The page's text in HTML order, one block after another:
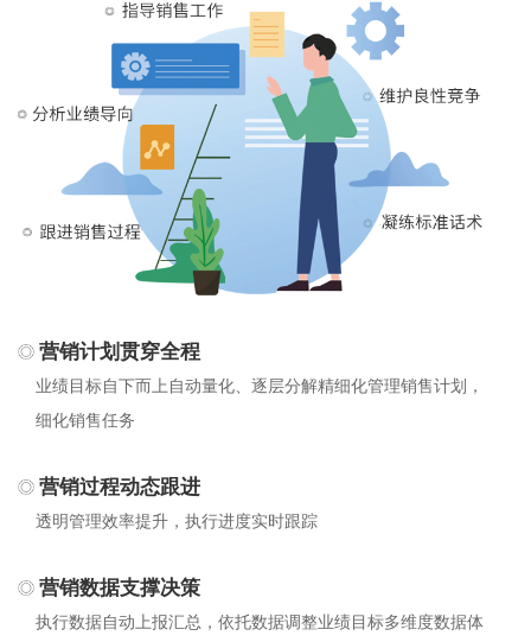
营销计划贯穿全程
业绩目标自下而上自动量化、逐层分解精细化管理销售计划，
细化销售任务
营销过程动态跟进
透明管理效率提升，执行进度实时跟踪
营销数据支撑决策
执行数据自动上报汇总，依托数据调整业绩目标多维度数据体